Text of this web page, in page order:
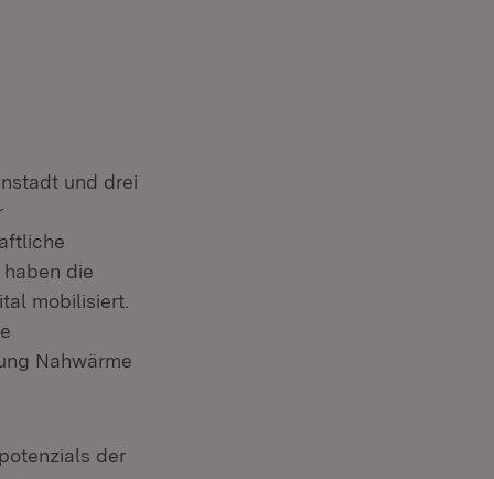
und drei
die
mobilisiert.
Nahwärme
der